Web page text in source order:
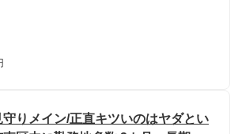
りメイン/正直キツいのはヤダとい